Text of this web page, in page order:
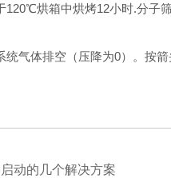
烘箱中烘烤12小时.分子筛
体排空（压降为0）。按箭
动的几个解决方案